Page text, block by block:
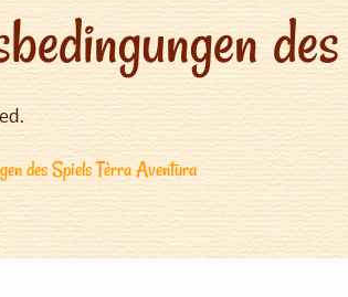
des Spiels Tèrra Aventura